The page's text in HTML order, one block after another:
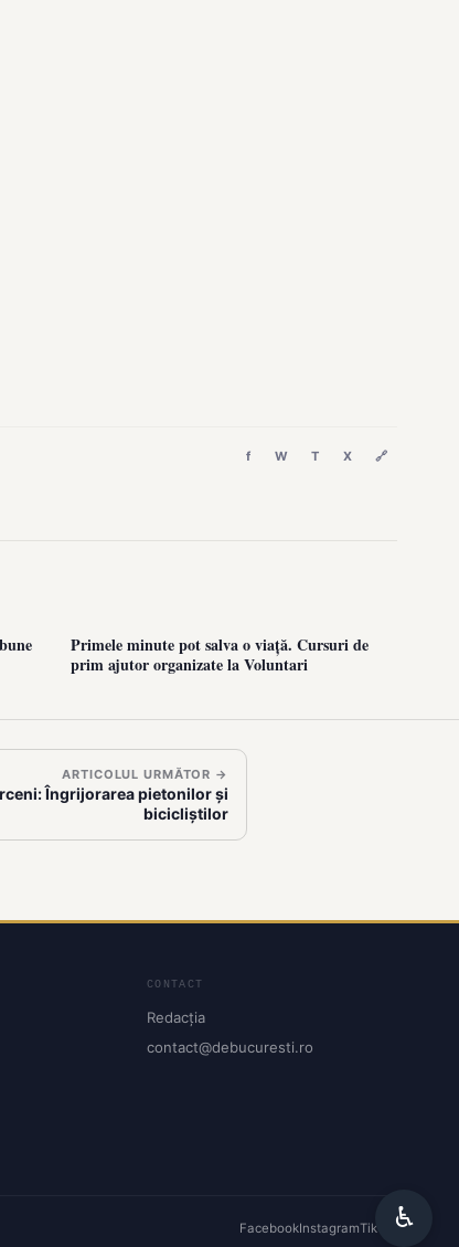
f W T X 🔗
Primele minute pot salva o viață. Cursuri de
prim ajutor organizate la Voluntari
ARTICOLUL URMĂTOR →
Îngrijorarea pietonilor și
bicicliștilor
CONTACT
Redacția
contact@debucuresti.ro
FacebookInstagramTikTok♿︎